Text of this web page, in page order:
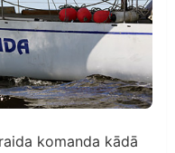
komanda kādā